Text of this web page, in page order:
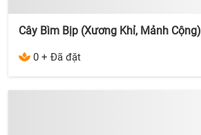
Cây Bìm Bịp (Xương Khỉ, Mảnh Cộng)
0 + Đã đặt